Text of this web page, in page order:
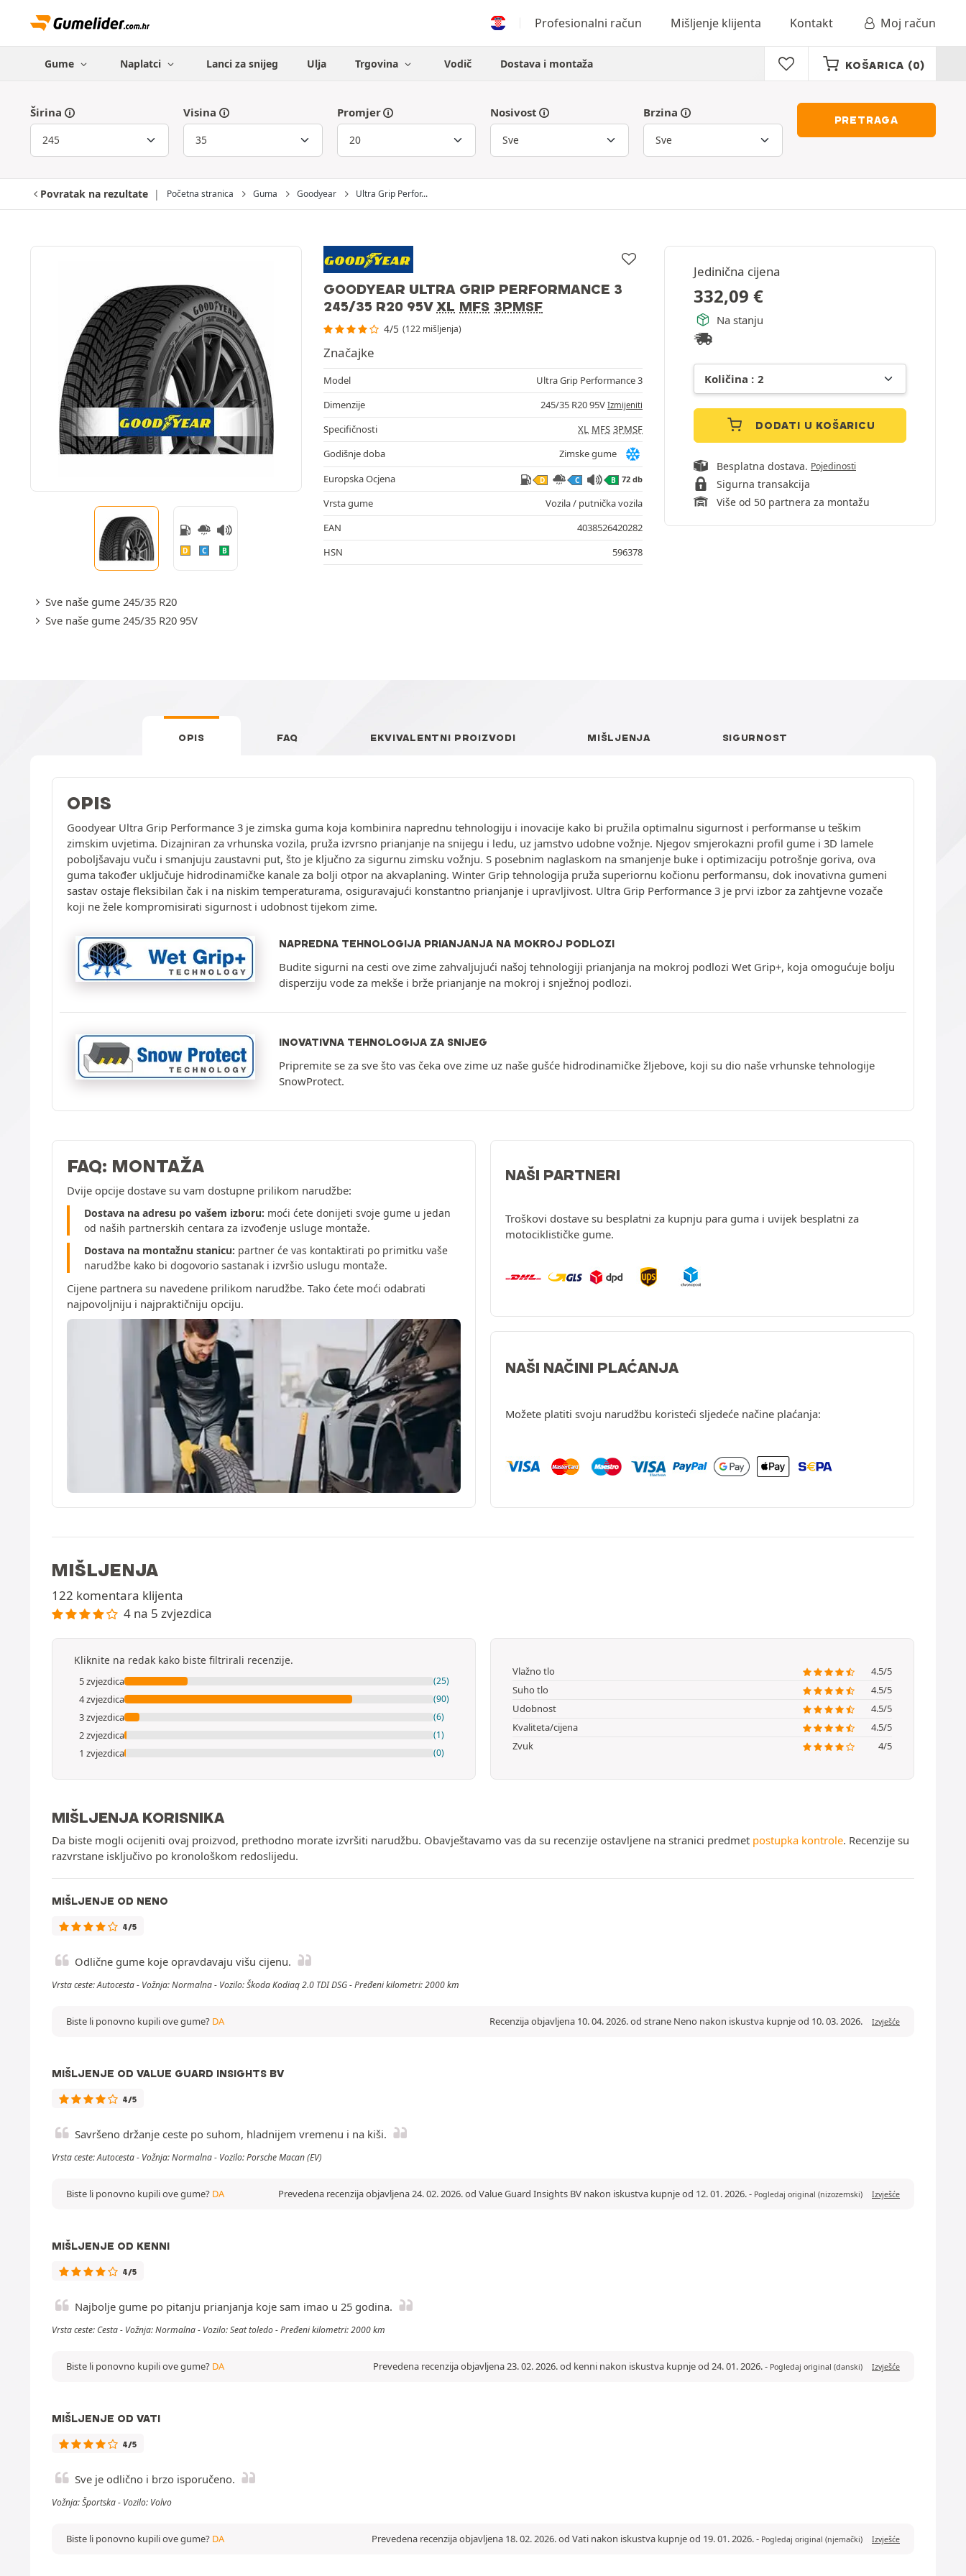
Profesionalni račun Mišljenje klijenta Kontakt Moj račun
Gume Naplatci Lanci za snijeg Ulja Trgovina Vodič Dostava i montaža KOŠARICA (0)
Širina Visina Promjer Nosivost Brzina
PRETRAGA
Povratak na rezultate Početna stranica Guma Goodyear Ultra Grip Perfor...
GOODYEAR ULTRA GRIP PERFORMANCE 3
245/35 R20 95VXL MFS 3PMSF
4/5 (122 mišljenja)
D C B
Sve naše gume 245/35 R20
Sve naše gume 245/35 R20 95V
Jedinična cijena
332,09 €
Na stanju
DODATI U KOŠARICU
Besplatna dostava. Pojedinosti
Sigurna transakcija
Više od 50 partnera za montažu
Značajke
Model
Ultra Grip Performance 3
Dimenzije
245/35 R20 95V Izmijeniti
Specifičnosti XL MFS 3PMSF
Godišnje doba
Zimske gume
Europska Ocjena
D C B 72 db
Vrsta gume
Vozila / putnička vozila
EAN
4038526420282
HSN
596378
OPIS FAQ EKVIVALENTNI PROIZVODI MIŠLJENJA SIGURNOST
OPIS
Goodyear Ultra Grip Performance 3 je zimska guma koja kombinira naprednu tehnologiju i inovacije kako bi pružila optimalnu sigurnost i performanse u teškim
zimskim uvjetima. Dizajniran za vrhunska vozila, pruža izvrsno prianjanje na snijegu i ledu, uz jamstvo udobne vožnje. Njegov smjerokazni profil gume i 3D lamele
poboljšavaju vuču i smanjuju zaustavni put, što je ključno za sigurnu zimsku vožnju. S posebnim naglaskom na smanjenje buke i optimizaciju potrošnje goriva, ova
guma također uključuje hidrodinamičke kanale za bolji otpor na akvaplaning. Winter Grip tehnologija pruža superiornu kočionu performansu, dok inovativna gumeni
sastav ostaje fleksibilan čak i na niskim temperaturama, osiguravajući konstantno prianjanje i upravljivost. Ultra Grip Performance 3 je prvi izbor za zahtjevne vozače
koji ne žele kompromisirati sigurnost i udobnost tijekom zime.
NAPREDNA TEHNOLOGIJA PRIANJANJA NA MOKROJ PODLOZI
Budite sigurni na cesti ove zime zahvaljujući našoj tehnologiji prianjanja na mokroj podlozi Wet Grip+, koja omogućuje bolju
disperziju vode za mekše i brže prianjanje na mokroj i snježnoj podlozi.
INOVATIVNA TEHNOLOGIJA ZA SNIJEG
Pripremite se za sve što vas čeka ove zime uz naše gušće hidrodinamičke žljebove, koji su dio naše vrhunske tehnologije
SnowProtect.
FAQ: MONTAŽA
Dvije opcije dostave su vam dostupne prilikom narudžbe:
Dostava na adresu po vašem izboru: moći ćete donijeti svoje gume u jedan
od naših partnerskih centara za izvođenje usluge montaže.
Dostava na montažnu stanicu: partner će vas kontaktirati po primitku vaše
narudžbe kako bi dogovorio sastanak i izvršio uslugu montaže.
Cijene partnera su navedene prilikom narudžbe. Tako ćete moći odabrati
najpovoljniju i najpraktičniju opciju.
NAŠI PARTNERI
Troškovi dostave su besplatni za kupnju para guma i uvijek besplatni za
motociklističke gume.
NAŠI NAČINI PLAĆANJA
Možete platiti svoju narudžbu koristeći sljedeće načine plaćanja:
MIŠLJENJA
122 komentara klijenta
4 na 5 zvjezdica
Kliknite na redak kako biste filtrirali recenzije.
5 zvjezdica (25)
4 zvjezdica (90)
3 zvjezdica (6)
2 zvjezdica (1)
1 zvjezdica (0)
Vlažno tlo
4.5/5
Suho tlo
4.5/5
Udobnost
4.5/5
Kvaliteta/cijena
4.5/5
Zvuk
4/5
MIŠLJENJA KORISNIKA
Da biste mogli ocijeniti ovaj proizvod, prethodno morate izvršiti narudžbu. Obavještavamo vas da su recenzije ostavljene na stranici predmet postupka kontrole. Recenzije su
razvrstane isključivo po kronološkom redoslijedu.
MIŠLJENJE OD NENO
4/5
Odlične gume koje opravdavaju višu cijenu.
Vrsta ceste: Autocesta - Vožnja: Normalna - Vozilo: Škoda Kodiaq 2.0 TDI DSG - Pređeni kilometri: 2000 km
Recenzija objavljena 10. 04. 2026. od strane Neno nakon iskustva kupnje od 10. 03. 2026. Izvješće
Biste li ponovno kupili ove gume? DA
MIŠLJENJE OD VALUE GUARD INSIGHTS BV
4/5
Savršeno držanje ceste po suhom, hladnijem vremenu i na kiši.
Vrsta ceste: Autocesta - Vožnja: Normalna - Vozilo: Porsche Macan (EV)
Prevedena recenzija objavljena 24. 02. 2026. od Value Guard Insights BV nakon iskustva kupnje od 12. 01. 2026.- Pogledaj original (nizozemski) Izvješće
Biste li ponovno kupili ove gume? DA
MIŠLJENJE OD KENNI
4/5
Najbolje gume po pitanju prianjanja koje sam imao u 25 godina.
Vrsta ceste: Cesta - Vožnja: Normalna - Vozilo: Seat toledo - Pređeni kilometri: 2000 km
Prevedena recenzija objavljena 23. 02. 2026. od kenni nakon iskustva kupnje od 24. 01. 2026.- Pogledaj original (danski) Izvješće
Biste li ponovno kupili ove gume? DA
MIŠLJENJE OD VATI
4/5
Sve je odlično i brzo isporučeno.
Vožnja: Športska - Vozilo: Volvo
Prevedena recenzija objavljena 18. 02. 2026. od Vati nakon iskustva kupnje od 19. 01. 2026.- Pogledaj original (njemački) Izvješće
Biste li ponovno kupili ove gume? DA